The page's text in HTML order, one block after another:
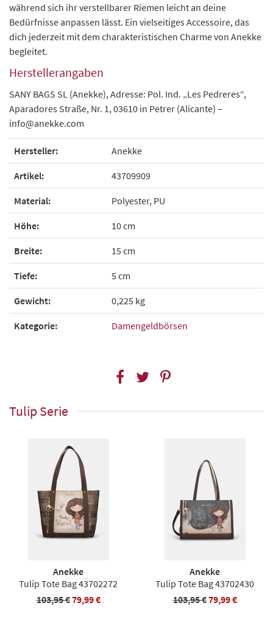
während sich ihr verstellbarer Riemen leicht an deine
Bedürfnisse anpassen lässt. Ein vielseitiges Accessoire, das
dich jederzeit mit dem charakteristischen Charme von Anekke
begleitet.
Herstellerangaben
SANY BAGS SL (Anekke), Adresse: Pol. Ind. „Les Pedreres“,
Aparadores Straße, Nr. 1, 03610 in Petrer (Alicante) –
info@anekke.com
Hersteller: Anekke
Artikel: 43709909
Material: Polyester, PU
Höhe: 10 cm
Breite: 15 cm
Tiefe: 5 cm
Gewicht: 0,225 kg
Kategorie: Damengeldbörsen
Tulip Serie
Anekke
Tulip Tote Bag 43702272
103,95 €79,99 €
Anekke
Tulip Tote Bag 43702430
103,95 €79,99 €